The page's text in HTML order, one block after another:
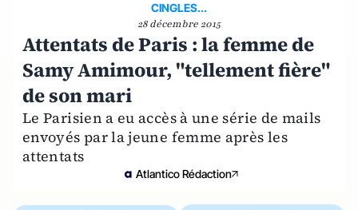
CINGLES...
28 décembre 2015
Attentats de Paris : la femme de
Samy Amimour, "tellement fière"
de son mari
Le Parisien a eu accès à une série de mails
envoyés par la jeune femme après les
attentats
Atlantico Rédaction